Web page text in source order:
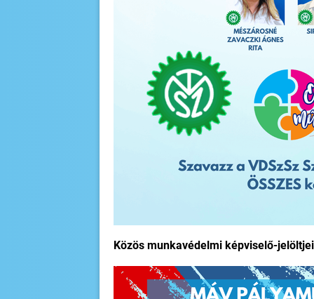
Közös munkavédelmi képviselő-